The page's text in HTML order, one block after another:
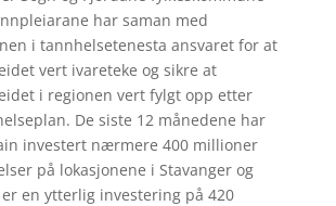
har saman med
i tannhelsetenesta ansvaret for at
vert ivareteke og sikre at
i regionen vert fylgt opp etter
De siste 12 månedene har
investert nærmere 400 millioner
på lokasjonene i Stavanger og
er en ytterlig investering på 420